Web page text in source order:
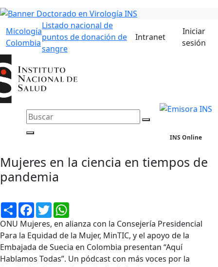
Micología
Colombia
Listado nacional de
puntos de donación de
sangre
Intranet
Iniciar
sesión
INS Online
Mujeres en la ciencia en tiempos de
pandemia
Compartir
Facebook
Twitter
ONU Mujeres, en alianza con la Consejería Presidencial
Para la Equidad de la Mujer, MinTIC, y el apoyo de la
Embajada de Suecia en Colombia presentan “Aquí
Hablamos Todas”. Un pódcast con más voces por la